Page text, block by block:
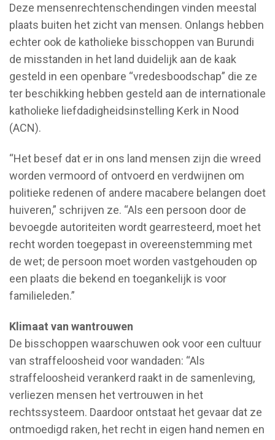
Deze mensenrechtenschendingen vinden meestal
plaats buiten het zicht van mensen. Onlangs hebben
echter ook de katholieke bisschoppen van Burundi
de misstanden in het land duidelijk aan de kaak
gesteld in een openbare “vredesboodschap” die ze
ter beschikking hebben gesteld aan de internationale
katholieke liefdadigheidsinstelling Kerk in Nood
(ACN).
“Het besef dat er in ons land mensen zijn die wreed
worden vermoord of ontvoerd en verdwijnen om
politieke redenen of andere macabere belangen doet
huiveren,” schrijven ze. “Als een persoon door de
bevoegde autoriteiten wordt gearresteerd, moet het
recht worden toegepast in overeenstemming met
de wet; de persoon moet worden vastgehouden op
een plaats die bekend en toegankelijk is voor
familieleden.”
Klimaat van wantrouwen
De bisschoppen waarschuwen ook voor een cultuur
van straffeloosheid voor wandaden: “Als
straffeloosheid verankerd raakt in de samenleving,
verliezen mensen het vertrouwen in het
rechtssysteem. Daardoor ontstaat het gevaar dat ze
ontmoedigd raken, het recht in eigen hand nemen en